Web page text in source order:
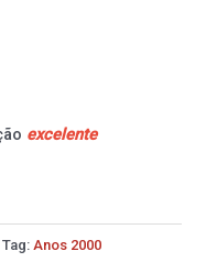
excelente
Tag: Anos 2000